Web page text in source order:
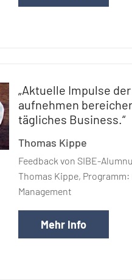
„Aktuelle Impulse
aufnehmen
tägliches Business.“
Thomas Kippe
Feedback von SIBE-
Thomas Kippe, Programm:
Management
Mehr Info